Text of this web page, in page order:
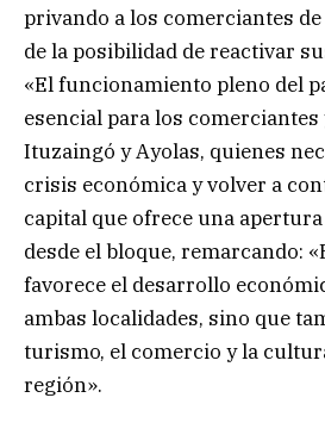
privando a los comerciantes
de la posibilidad de reactivar
«El funcionamiento pleno del
esencial para los
Ituzaingó y Ayolas, quienes
crisis económica y volver a
capital que ofrece una
desde el bloque, remarcando:
favorece el desarrollo
ambas localidades, sino que
turismo, el comercio y la
región».